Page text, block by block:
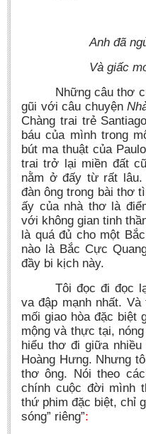
Anh đã
Và giấc
Những câu thơ
gũi với câu chuyện
Chàng trai trẻ
báu của mình trong
bút ma thuật của
trai trở lại miền đất
nằm ở đấy từ rất
đàn ông trong bài thơ
ấy của nhà thơ là
với không gian tinh
là quá đủ cho một
nào là Bắc Cực
đầy bi kịch này.
Tôi đọc đi đọc
va đập mạnh nhất.
mối giao hòa đặc biệt
mộng và thực tại,
hiểu thơ đi giữa
Hoàng Hưng. Nhưng
thơ ông. Nói theo
chính cuộc đời mình
thứ phim đặc biệt, chỉ
sóng” riêng”: